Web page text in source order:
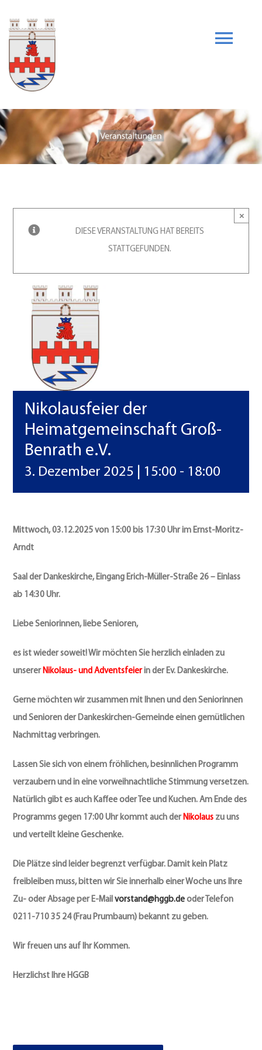
content
Veranstaltungen
Vereine
DIESE VERANSTALTUNG HAT BEREITS
STATTGEFUNDEN.
×
Nikolausfeier der
Heimatgemeinschaft Groß-
Benrath e.V.
3. Dezember 2025 | 15:00 - 18:00
Mittwoch, 03.12.2025 von 15:00 bis 17:30 Uhr im Ernst-Moritz-
Arndt
Saal der Dankeskirche, Eingang Erich-Müller-Straße 26 – Einlass
ab 14:30 Uhr.
Liebe Seniorinnen, liebe Senioren,
es ist wieder soweit! Wir möchten Sie herzlich einladen zu
unserer Nikolaus- und Adventsfeierin der Ev. Dankeskirche.
Gerne möchten wir zusammen mit Ihnen und den Seniorinnen
und Senioren der Dankeskirchen-Gemeinde einen gemütlichen
Nachmittag verbringen.
Lassen Sie sich von einem fröhlichen, besinnlichen Programm
verzaubern und in eine vorweihnachtliche Stimmung versetzen.
Natürlich gibt es auch Kaffee oder Tee und Kuchen. Am Ende des
Programms gegen 17:00 Uhr kommt auch der Nikolaus zu uns
und verteilt kleine Geschenke.
Die Plätze sind leider begrenzt verfügbar. Damit kein Platz
freibleiben muss, bitten wir Sie innerhalb einer Woche uns Ihre
Zu- oder Absage per E-Mailvorstand@hggb.de oder Telefon
0211-710 35 24 (Frau Prumbaum) bekannt zu geben.
Wir freuen uns auf Ihr Kommen.
Herzlichst Ihre HGGB